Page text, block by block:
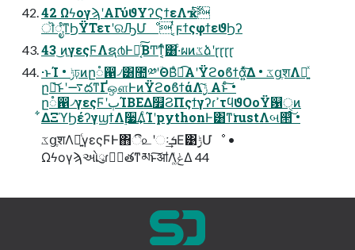
42 ΩϟογϡʹΑΓύϑΥʔϚϯεΛҡ࣋ͭͭ͠
ॊೈͳϦΫΤετʹରԠՄೳ ͔ͭϝϯςφϯεϑϦʔ
43 ͜ͷγεςϜΛຊ൪Ͱಈ͔ͨ͠ΒͲ͏ͳ͔ͬͨ͸·ͨผͷػձʹɽɽɽɽ
·ͱΊ • ݱঢ়ͷը૾഑৴͸಺༰ʹؔΘΒͣಉ͡Α͏ʹΫϩοϐϯά͍ͯ͠Δ • ػցֶशΛ༻͍ͯ
ը૾͝ͱʹ࠷దͳҐஔͰͷΫϩοϐϯάΛ࣮ݱ͠ Α͏ͱͨ͠ •
ը૾഑৴γεςϜʹٻΊΒΕΔ௿ϨΠςϯγʔɾߴτϥϑΟοΫ଱ੑͷ
͋ΔΞϓϦέʔγϣϯΛ࣮૷͢ΔͨΊʹpythonͰ͸ͳ͘rustΛબ୒ͨ͠ •
ػցֶशΛ༻͍ͨγεςϜͰ΋ී௨ʹઃܭ͢Ε͹࣮ݱՄೳ •
Ωϟογϡઓུɾݱ࣮తͳམͱ͠ॴΛݟ͚ͭΔ 44